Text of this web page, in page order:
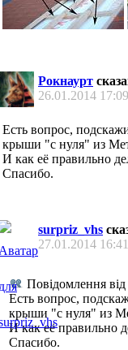
Рокнаурт
26.01.2014 17:09
Есть вопрос,
крыши "с нуля" из
И как её правильно
Спасибо.
surpriz_vhs
27.01.2014 16:41
Повідомлення від
Есть вопрос,
крыши "с нуля" из
И как её правильно
Спасибо.